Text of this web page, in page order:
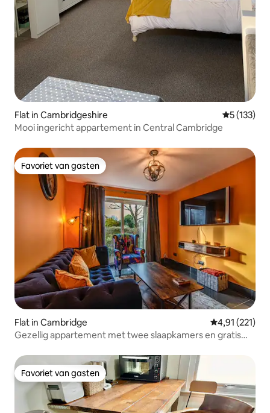
Flat in Cambridgeshire
5 (133)
Mooi ingericht appartement in Central Cambridge
Favoriet van gasten
Favoriet van gasten
Flat in Cambridge Gemiddelde
4,91 (221)
Gezellig appartement met twee slaapkamers en gratis
Favoriet van gasten
Favoriet van gasten